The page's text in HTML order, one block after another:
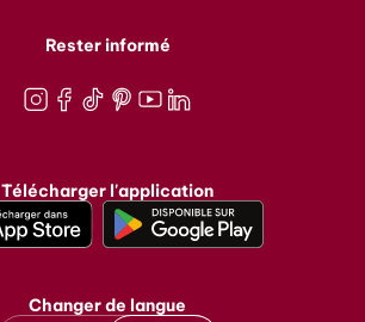
Rester informé
Télécharger l'application
Changer de langue